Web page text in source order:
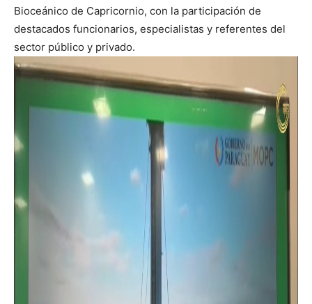
Bioceánico de Capricornio, con la participación de
destacados funcionarios, especialistas y referentes del
sector público y privado.